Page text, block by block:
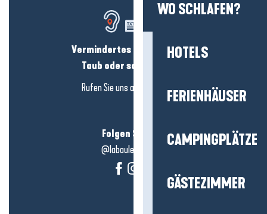
WO SCHLAFEN?
HOTELS
FERIENHÄUSER
CAMPINGPLÄTZE
GÄSTEZIMMER
Vermindertes Hörvermögen?
Taub oder schwerhörig?
Rufen Sie uns an in
hier klicken
Folgen Sie uns!
@labauleguérande